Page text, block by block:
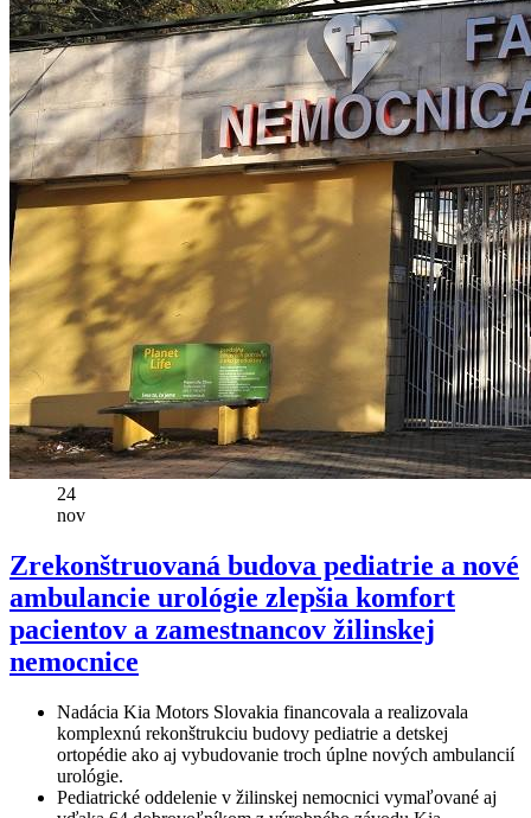
24
nov
Zrekonštruovaná budova pediatrie a nové
ambulancie urológie zlepšia komfort
pacientov a zamestnancov žilinskej
nemocnice
Nadácia Kia Motors Slovakia financovala a realizovala
komplexnú rekonštrukciu budovy pediatrie a detskej
ortopédie ako aj vybudovanie troch úplne nových ambulancií
urológie.
Pediatrické oddelenie v žilinskej nemocnici vymaľované aj